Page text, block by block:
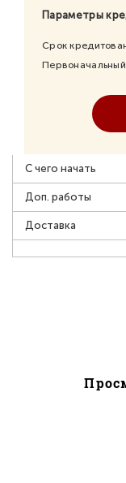
Параметры
Срок
С чего начать
Доп. работы
Доставка